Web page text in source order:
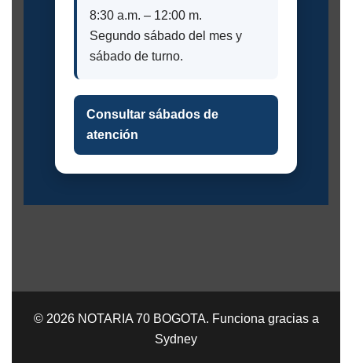
8:30 a.m. – 12:00 m.
Segundo sábado del mes y
sábado de turno.
Consultar sábados de
atención
© 2026 NOTARIA 70 BOGOTA. Funciona gracias a
Sydney